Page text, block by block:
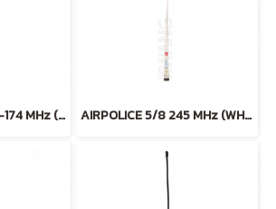
AIRPOLICE 5/8 135-174 MHz (WHITE) AIRPOLICE 5/8 245 MHz (WHITE)